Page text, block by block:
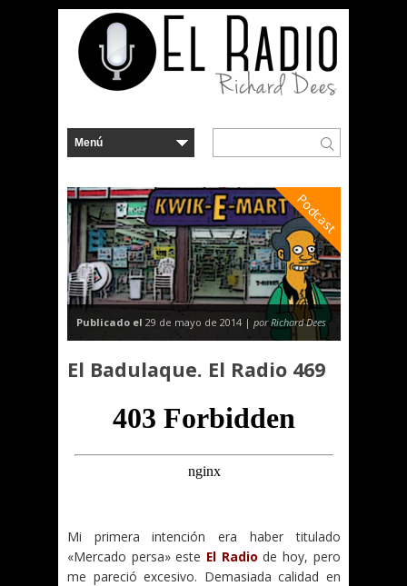
Podcast
Publicado el 29 de mayo de 2014 | por Richard Dees
El Badulaque. El Radio 469
Mi primera intención era haber titulado
«Mercado persa» este El Radio de hoy, pero
me pareció excesivo. Demasiada calidad en